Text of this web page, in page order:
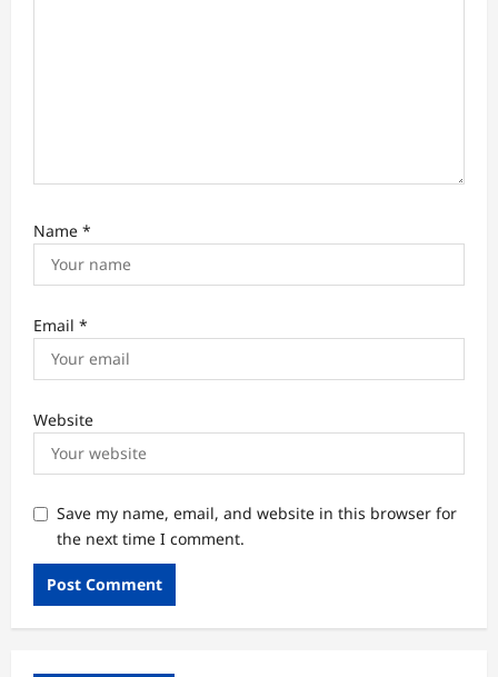
Name *
Email *
Website
Save my name, email, and website in this browser for
the next time I comment.